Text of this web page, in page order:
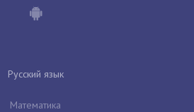
Русский язык
Математика